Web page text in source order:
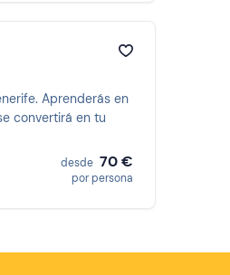
Aprenderás en
convertirá en tu
desde 70 €
por persona